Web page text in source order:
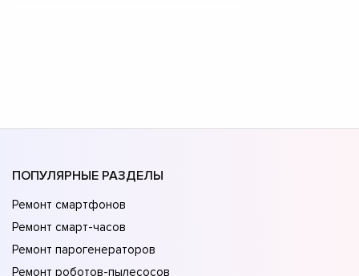
ПОПУЛЯРНЫЕ РАЗДЕЛЫ
Ремонт смартфонов
Ремонт смарт-часов
Ремонт парогенераторов
Ремонт роботов-пылесосов